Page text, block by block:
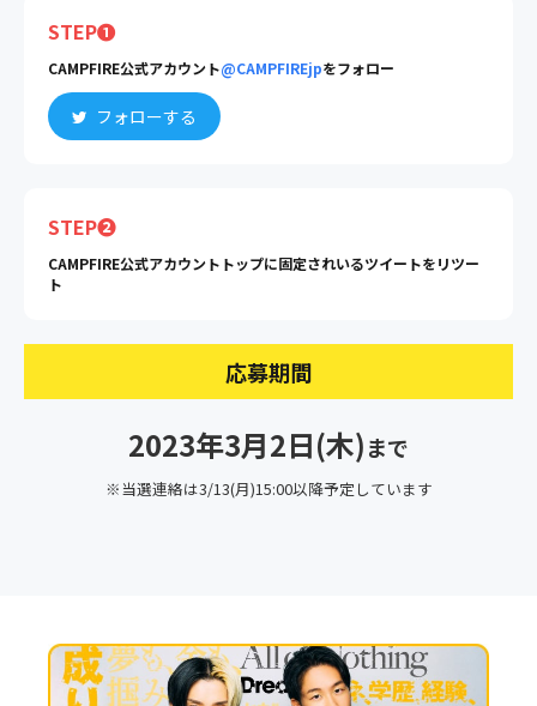
STEP❶
CAMPFIRE公式アカウント@CAMPFIREjpをフォロー
フォローする
STEP❷
CAMPFIRE公式アカウントトップに固定されいるツイートをリツー
ト
応募期間
2023年3月2日(木)まで
※当選連絡は3/13(月)15:00以降予定しています